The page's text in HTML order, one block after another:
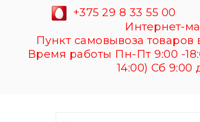
+375 29 8 33 55 00
Интернет-
Пункт самовывоза товаров
Время работы Пн-Пт 9:00 -
14:00) Сб 9:00